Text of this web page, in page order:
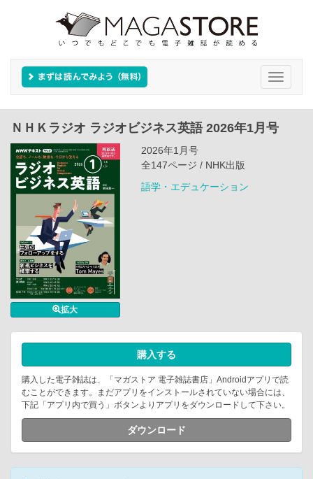
Toggle
ＮＨＫラジオ ラジオビジネス英語 2026年1月号
拡大
2026年1月号
全147ページ / NHK出版
語学・エデュケーション
購入する
購入した電子雑誌は、「マガストア 電子雑誌書店」Androidアプリで読
むことができます。まだアプリをインストールされていない場合には、
下記「アプリ内で買う」ボタンよりアプリをダウンロードして下さい。
ダウンロード